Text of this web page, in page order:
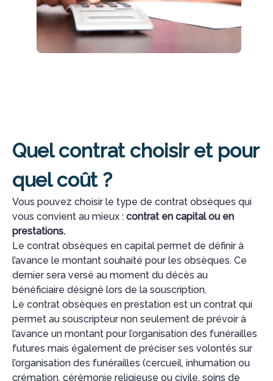
Quel contrat choisir et pour
quel coût ?
Vous pouvez choisir le type de contrat obsèques qui
vous convient au mieux : contrat en capital ou en
prestations.
Le contrat obsèques en capital permet de définir à
l’avance le montant souhaité pour les obsèques. Ce
dernier sera versé au moment du décès au
bénéficiaire désigné lors de la souscription.
Le contrat obsèques en prestation est un contrat qui
permet au souscripteur non seulement de prévoir à
l’avance un montant pour l’organisation des funérailles
futures mais également de préciser ses volontés sur
l’organisation des funérailles (cercueil, inhumation ou
crémation, cérémonie religieuse ou civile, soins de